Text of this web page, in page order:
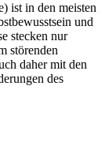
ist in den meisten
und
stecken nur
störenden
daher mit den
des